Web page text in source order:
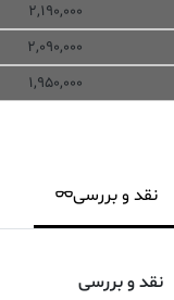
2,190,000
2,090,000
1,950,000
نقد و بررسی
نقد و بررسی